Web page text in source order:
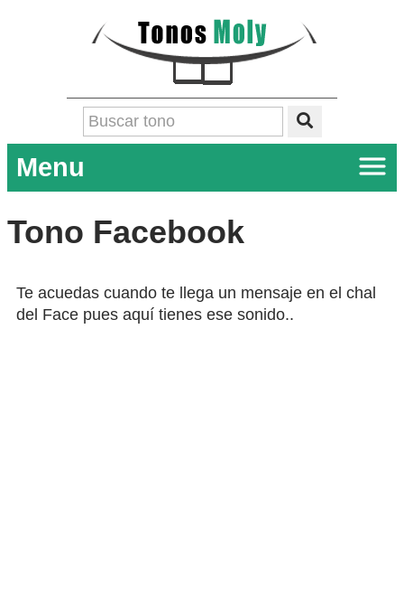
Menu
Tono Facebook
Te acuedas cuando te llega un mensaje en el chal
del Face pues aquí tienes ese sonido..